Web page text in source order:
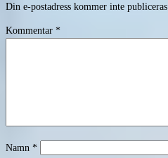
Din e-postadress kommer inte publiceras.
Kommentar *
Namn *